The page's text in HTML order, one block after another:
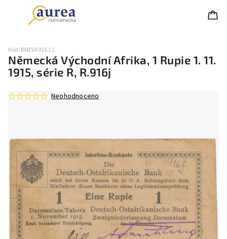
Německá Východní Afrika, 1 Rupie 1. 11.
1915, série R, R.916j
Kód: BNEVA916J.2
Neohodnoceno